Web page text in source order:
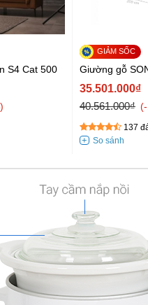
S4 Cat 500
Giường gỗ
35.501.000₫
40.561.000₫
137